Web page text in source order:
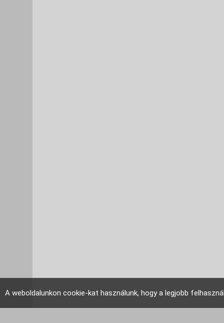
A weboldalunkon cookie-kat használunk, hogy a legjobb